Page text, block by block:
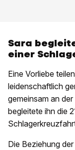
Sara
einer
Eine Vorliebe
leidenschaftlich
gemeinsam an
begleitete ihn die
Die Beziehung